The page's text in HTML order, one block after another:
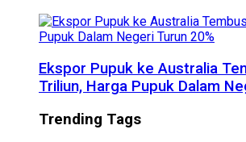
Ekspor Pupuk ke Australia
Triliun, Harga Pupuk Dalam
Trending Tags